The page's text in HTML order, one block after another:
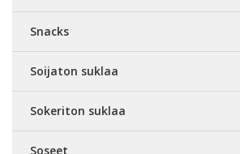
Snacks
Soijaton suklaa
Sokeriton suklaa
Soseet